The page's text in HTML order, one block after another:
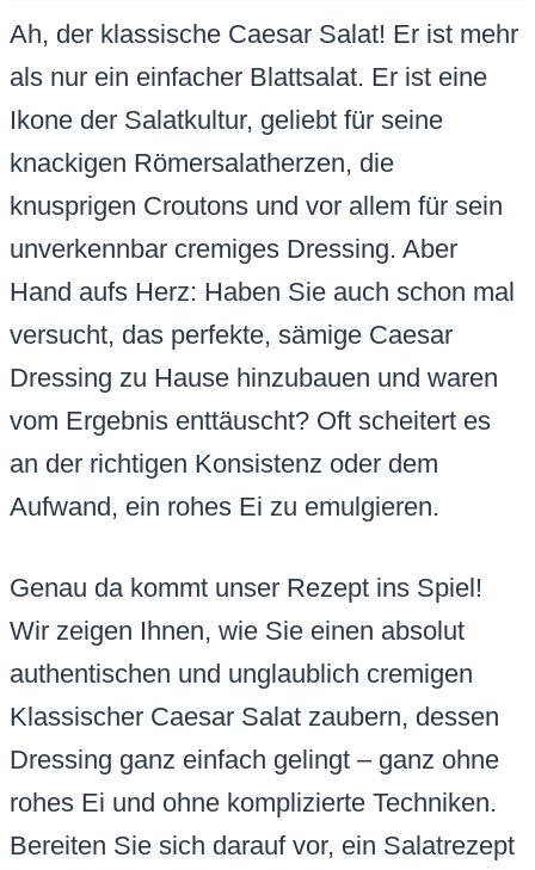
Ah, der klassische Caesar Salat! Er ist mehr
als nur ein einfacher Blattsalat. Er ist eine
Ikone der Salatkultur, geliebt für seine
knackigen Römersalatherzen, die
knusprigen Croutons und vor allem für sein
unverkennbar cremiges Dressing. Aber
Hand aufs Herz: Haben Sie auch schon mal
versucht, das perfekte, sämige Caesar
Dressing zu Hause hinzubauen und waren
vom Ergebnis enttäuscht? Oft scheitert es
an der richtigen Konsistenz oder dem
Aufwand, ein rohes Ei zu emulgieren.
Genau da kommt unser Rezept ins Spiel!
Wir zeigen Ihnen, wie Sie einen absolut
authentischen und unglaublich cremigen
Klassischer Caesar Salat zaubern, dessen
Dressing ganz einfach gelingt – ganz ohne
rohes Ei und ohne komplizierte Techniken.
Bereiten Sie sich darauf vor, ein Salatrezept